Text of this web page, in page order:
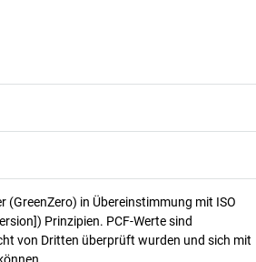
(GreenZero) in Übereinstimmung mit ISO
Prinzipien. PCF-Werte sind
von Dritten überprüft wurden und sich mit